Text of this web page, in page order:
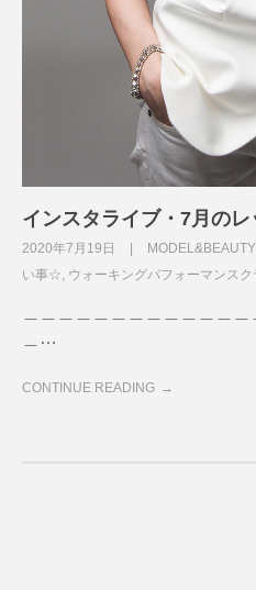
インスタライブ・7月の
2020年7月19日
い事☆, ウォーキングパフォーマンスク
＿…
CONTINUE READING